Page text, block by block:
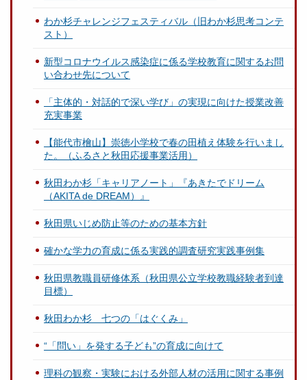
わか杉チャレンジフェスティバル（旧わか杉思考コンテ
スト）
新型コロナウイルス感染症に係る学校教育に関するお問
い合わせ先について
「主体的・対話的で深い学び」の実現に向けた授業改善
充実事業
【能代市檜山】崇徳小学校で春の田植え体験を行いまし
た。（ふるさと秋田応援事業活用）
秋田わか杉「キャリアノート」『あきたでドリーム
（AKITA de DREAM）』
秋田県いじめ防止等のための基本方針
確かな学力の育成に係る実践的調査研究実践事例集
秋田県教職員研修体系（秋田県公立学校教職経験者到達
目標）
秋田わか杉 七つの「はぐくみ」
“「問い」を発する子ども”の育成に向けて
理科の観察・実験における外部人材の活用に関する事例